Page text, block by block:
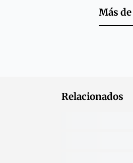
Más de
Relacionados